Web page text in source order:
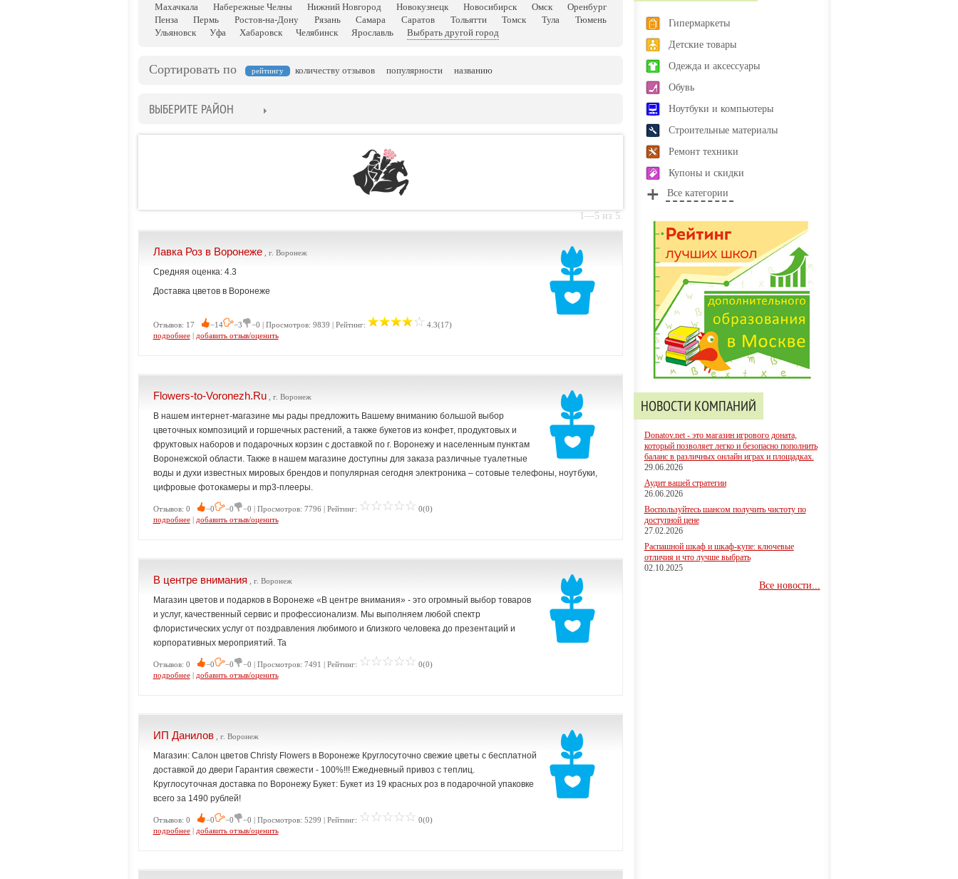
Махачкала
Набережные Челны Нижний Новгород Новокузнецк Новосибирск Омск
Оренбург
Пенза
Пермь Ростов-на-Дону Рязань Самара Саратов Тольятти Томск Тула
Тюмень
Ульяновск
Уфа Хабаровск Челябинск Ярославль Выбрать другой город
Сортировать по рейтингу количеству отзывов популярности названию
ВЫБЕРИТЕ РАЙОН
1—5 из 5.
Лавка Роз в Воронеже, г. Воронеж
Средняя оценка: 4.3
Доставка цветов в Воронеже
Отзывов: 17 −14 −3 −0 | Просмотров: 9839 | Рейтинг:
4.3(17)
подробнее| добавить отзыв/оценить
Flowers-to-Voronezh.Ru, г. Воронеж
В нашем интернет-магазине мы рады предложить Вашему вниманию большой выбор
цветочных композиций и горшечных растений, а также букетов из конфет, продуктовых и
фруктовых наборов и подарочных корзин с доставкой по г. Воронежу и населенным пунктам
Воронежской области. Также в нашем магазине доступны для заказа различные туалетные
воды и духи известных мировых брендов и популярная сегодня электроника – сотовые телефоны, ноутбуки,
цифровые фотокамеры и mp3-плееры.
Отзывов: 0 −0 −0 −0 | Просмотров: 7796 | Рейтинг:
0(0)
подробнее| добавить отзыв/оценить
В центре внимания , г. Воронеж
Магазин цветов и подарков в Воронеже «В центре внимания» - это огромный выбор товаров
и услуг, качественный сервис и профессионализм. Мы выполняем любой спектр
флористических услуг от поздравления любимого и близкого человека до презентаций и
корпоративных мероприятий. Та
Отзывов: 0 −0 −0 −0 | Просмотров: 7491 | Рейтинг:
0(0)
подробнее| добавить отзыв/оценить
ИП Данилов, г. Воронеж
Магазин: Салон цветов Christy Flowers в Воронеже Круглосуточно свежие цветы с бесплатной
доставкой до двери Гарантия свежести - 100%!!! Ежедневный привоз с теплиц.
Круглосуточная доставка по Воронежу Букет: Букет из 19 красных роз в подарочной упаковке
всего за 1490 рублей!
Отзывов: 0 −0 −0 −0 | Просмотров: 5299 | Рейтинг:
0(0)
подробнее| добавить отзыв/оценить
Гипермаркеты
Детские товары
Одежда и аксессуары
Обувь
Ноутбуки и компьютеры
Строительные материалы
Ремонт техники
Купоны и скидки
Все категории
НОВОСТИ КОМПАНИЙ
Donatov.net - это магазин игрового доната,
который позволяет легко и безопасно пополнить
баланс в различных онлайн играх и площадках.
29.06.2026
Аудит вашей стратегии
26.06.2026
Воспользуйтесь шансом получить чистоту по
доступной цене
27.02.2026
Распашной шкаф и шкаф-купе: ключевые
отличия и что лучше выбрать
02.10.2025
Все новости...